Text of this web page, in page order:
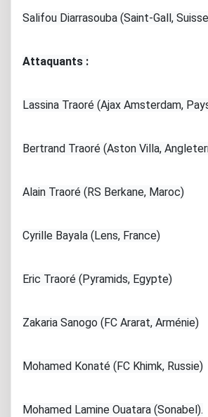
Salifou Diarrasouba (Saint-Gall,
Attaquants :
Lassina Traoré (Ajax Amsterdam,
Bertrand Traoré (Aston Villa,
Alain Traoré (RS Berkane, Maroc)
Cyrille Bayala (Lens, France)
Eric Traoré (Pyramids, Egypte)
Zakaria Sanogo (FC Ararat, Arménie)
Mohamed Konaté (FC Khimk, Russie)
Mohamed Lamine Ouatara (Sonabel).